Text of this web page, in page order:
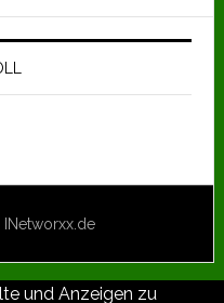
INetworxx.de
und Anzeigen zu